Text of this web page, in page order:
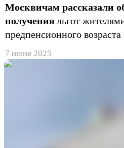
Москвичам рассказали
полученияльгот
предпенсионного возраста
7 июня 2025